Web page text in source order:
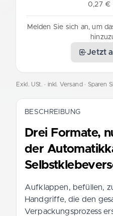
0,27 €
Melden Sie sich an, um
Jetzt
Exkl. USt. · inkl. Versand · Sparen
BESCHREIBUNG
Drei Formate,
der
Aufklappen, befüllen,
Handgriffe, die den
Verpackungsprozess